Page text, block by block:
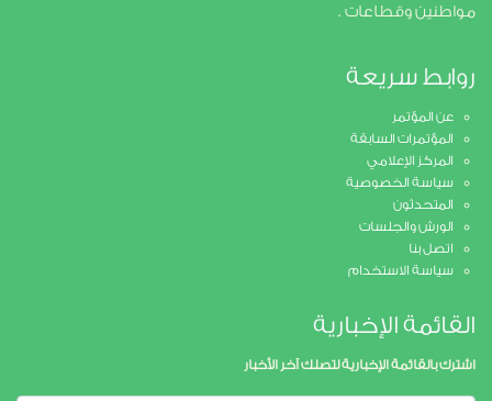
مواطنين وقطاعات .
روابط سريعة
عن المؤتمر
المؤتمرات السابقة
المركز الإعلامي
سياسة الخصوصية
المتحدثون
الورش والجلسات
اتصل بنا
سياسة الاستخدام
القائمة الإخبارية
اشترك بالقائمة الإخبارية لتصلك آخر الأخبار